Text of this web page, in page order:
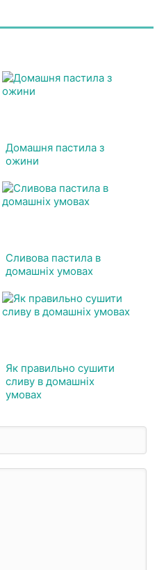
Домашня пастила з
ожини
Сливова пастила в
домашніх умовах
Як правильно сушити
сливу в домашніх
умовах